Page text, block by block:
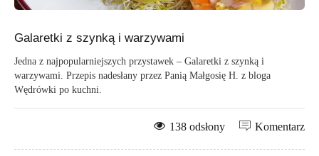
Galaretki z szynką i warzywami
Jedna z najpopularniejszych przystawek – Galaretki z szynką i
warzywami. Przepis nadesłany przez Panią Małgosię H. z bloga
Wędrówki po kuchni.
Komentarz
138 odsłony